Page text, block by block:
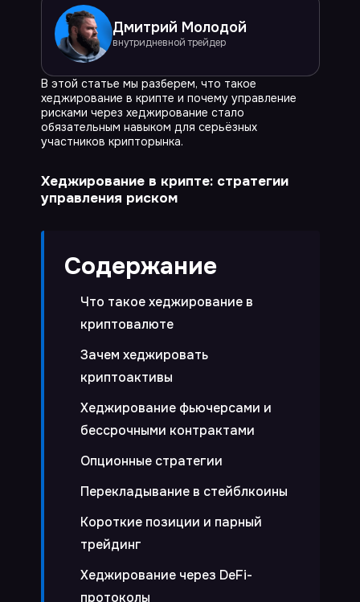
Правила пользования Продуктами и Услугами Компании
Политика в отношении обработки и защиты персональных
данных
Nuevo Soft LLC
Registration No. IFSC/200/LLC 1435/22, Belize
Дмитрий Молодой
внутридневной трейдер
В этой статье мы разберем, что такое
хеджирование в крипте и почему управление
рисками через хеджирование стало
обязательным навыком для серьёзных
участников крипторынка.
Хеджирование в крипте: стратегии
управления риском
Содержание
Что такое хеджирование в
криптовалюте
Зачем хеджировать
криптоактивы
Хеджирование фьючерсами и
бессрочными контрактами
Опционные стратегии
Перекладывание в стейблкоины
Короткие позиции и парный
трейдинг
Хеджирование через DeFi-
протоколы